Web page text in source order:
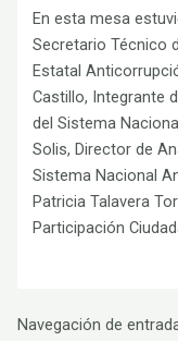
En esta mesa
Secretario Técnico
Estatal
Castillo, Integrante
del Sistema
Solis, Director de
Sistema Nacional
Patricia Talavera
Participación
Navegación de